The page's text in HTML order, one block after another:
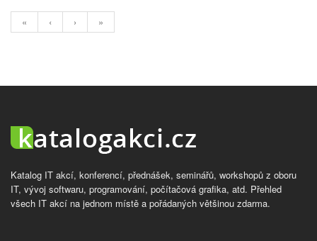
« ‹ › »
Katalog IT akcí, konferencí, přednášek, seminářů, workshopů z oboru
IT, vývoj softwaru, programování, počítačová grafika, atd. Přehled
všech IT akcí na jednom místě a pořádaných většinou zdarma.